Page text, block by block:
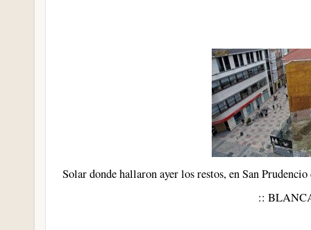
Solar donde hallaron ayer los restos, en San
::